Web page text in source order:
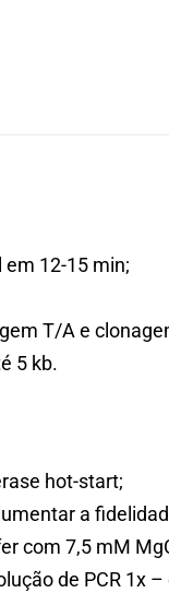
12-15 min;
T/A e
5 kb.
hot-start;
a
com 7,5 mM
de PCR 1x